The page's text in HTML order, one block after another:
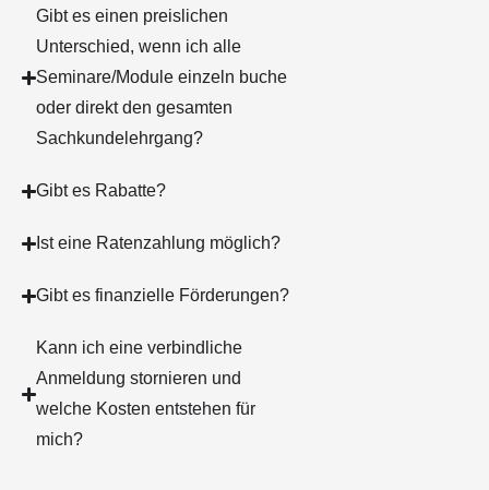
Gibt es einen preislichen
Unterschied, wenn ich alle
Seminare/Module einzeln buche
oder direkt den gesamten
Sachkundelehrgang?
Gibt es Rabatte?
Ist eine Ratenzahlung möglich?
Gibt es finanzielle Förderungen?
Kann ich eine verbindliche
Anmeldung stornieren und
welche Kosten entstehen für
mich?